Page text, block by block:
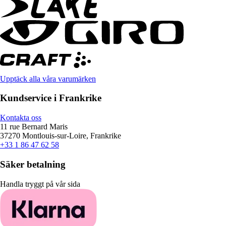
Upptäck alla våra varumärken
Kundservice i Frankrike
Kontakta oss
11 rue Bernard Maris
37270 Montlouis-sur-Loire, Frankrike
+33 1 86 47 62 58
Säker betalning
Handla tryggt på vår sida